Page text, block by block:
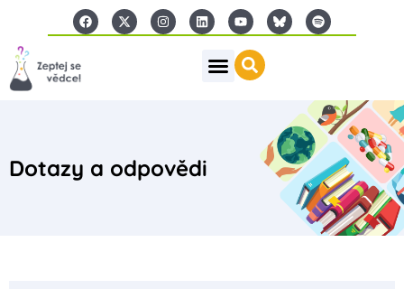
Dotazy a odpovědi